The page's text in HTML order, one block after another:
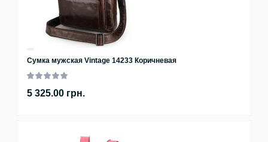
Сумка мужская Vintage 14233 Коричневая
5 325.00 грн.